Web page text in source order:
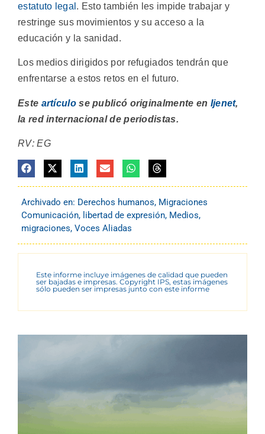
estatuto legal . Esto también les impide trabajar y
restringe sus movimientos y su acceso a la
educación y la sanidad.
Los medios dirigidos por refugiados tendrán que
enfrentarse a estos retos en el futuro.
Este artículose publicó originalmente en Ijenet,
la red internacional de periodistas.
RV: EG
Archivado en: Derechos humanos, Migraciones
Comunicación, libertad de expresión, Medios,
migraciones, Voces Aliadas
Este informe incluye imágenes de calidad que pueden
ser bajadas e impresas. Copyright IPS, estas imágenes
sólo pueden ser impresas junto con este informe